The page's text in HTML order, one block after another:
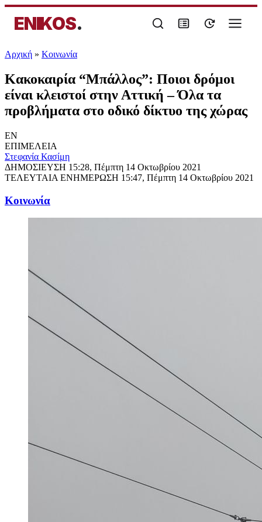
ENIKOS.
Αρχική » Κοινωνία
Κακοκαιρία “Μπάλλος”: Ποιοι δρόμοι
είναι κλειστοί στην Αττική – Όλα τα
προβλήματα στο οδικό δίκτυο της χώρας
EN
ΕΠΙΜΕΛΕΙΑ
Στεφανία Κασίμη
ΔΗΜΟΣΙΕΥΣΗ 15:28, Πέμπτη 14 Οκτωβρίου 2021
ΤΕΛΕΥΤΑΙΑ ΕΝΗΜΕΡΩΣΗ 15:47, Πέμπτη 14 Οκτωβρίου 2021
Κοινωνία